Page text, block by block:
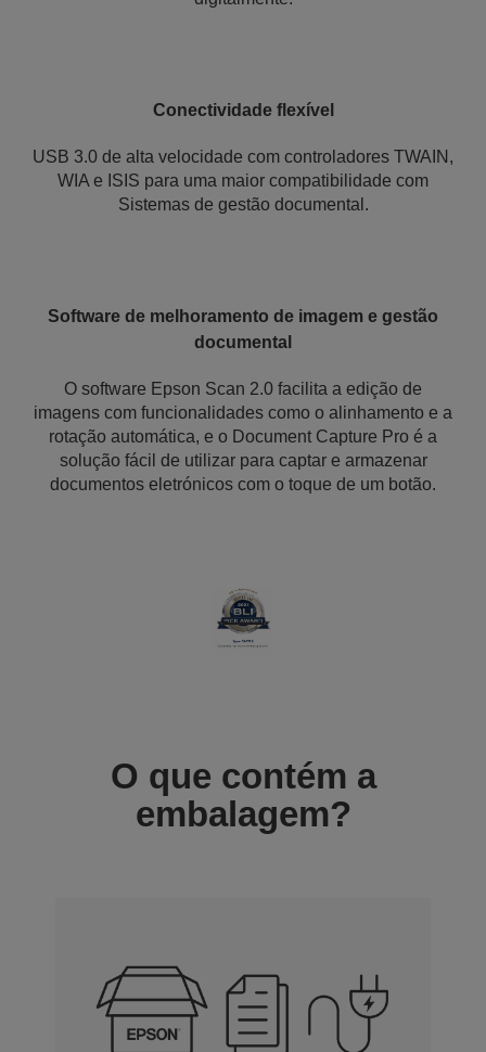
Conectividade flexível
USB 3.0 de alta velocidade com controladores TWAIN,
WIA e ISIS para uma maior compatibilidade com
Sistemas de gestão documental.
Software de melhoramento de imagem e gestão
documental
O software Epson Scan 2.0 facilita a edição de
imagens com funcionalidades como o alinhamento e a
rotação automática, e o Document Capture Pro é a
solução fácil de utilizar para captar e armazenar
documentos eletrónicos com o toque de um botão.
O que contém a
embalagem?